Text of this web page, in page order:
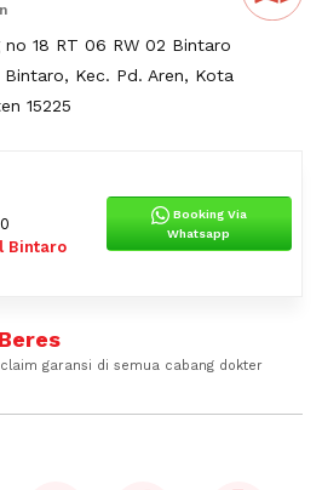
18 RT 06 RW 02 Bintaro
Kec. Pd. Aren, Kota
15225
Bintaro
Booking Via
Whatsapp
garansi di semua cabang dokter